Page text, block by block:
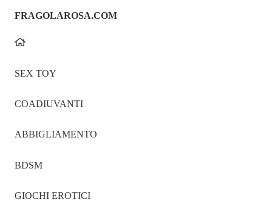
FRAGOLAROSA.COM
SEX TOY
COADIUVANTI
ABBIGLIAMENTO
BDSM
GIOCHI EROTICI